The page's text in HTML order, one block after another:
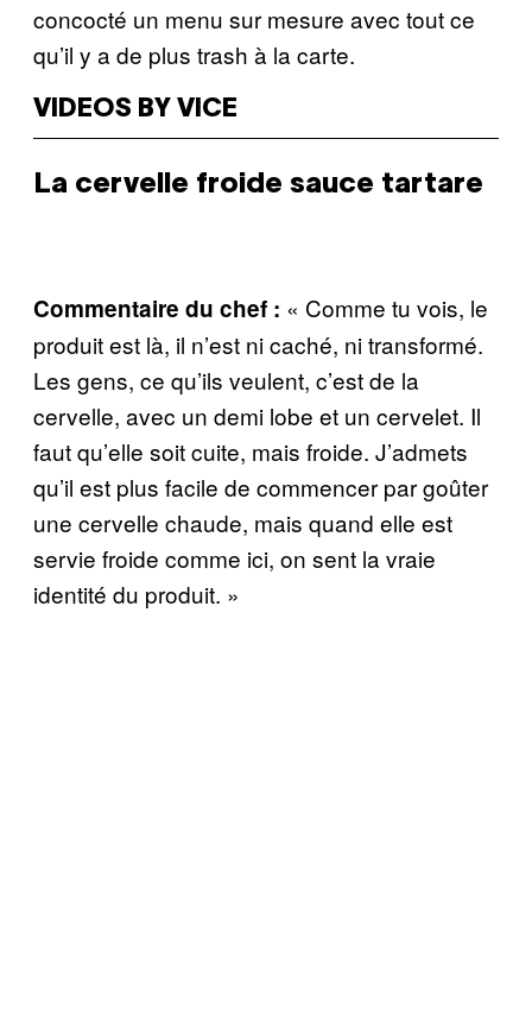
concocté un menu sur mesure avec tout ce
qu’il y a de plus trash à la carte.
VIDEOS BY VICE
La cervelle froide sauce tartare
Commentaire du chef : « Comme tu vois, le
produit est là, il n’est ni caché, ni transformé.
Les gens, ce qu’ils veulent, c’est de la
cervelle, avec un demi lobe et un cervelet. Il
faut qu’elle soit cuite, mais froide. J’admets
qu’il est plus facile de commencer par goûter
une cervelle chaude, mais quand elle est
servie froide comme ici, on sent la vraie
identité du produit. »